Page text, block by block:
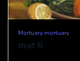
Mortuary mortuary
mat 6